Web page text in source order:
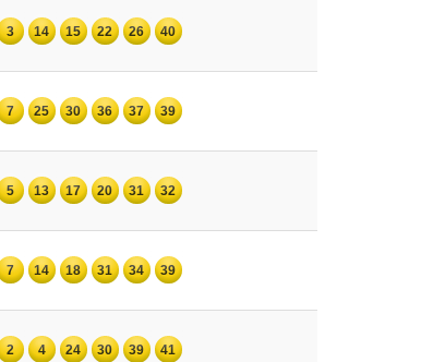
3 14 15 22 26 40
7 25 30 36 37 39
5 13 17 20 31 32
7 14 18 31 34 39
2 4 24 30 39 41